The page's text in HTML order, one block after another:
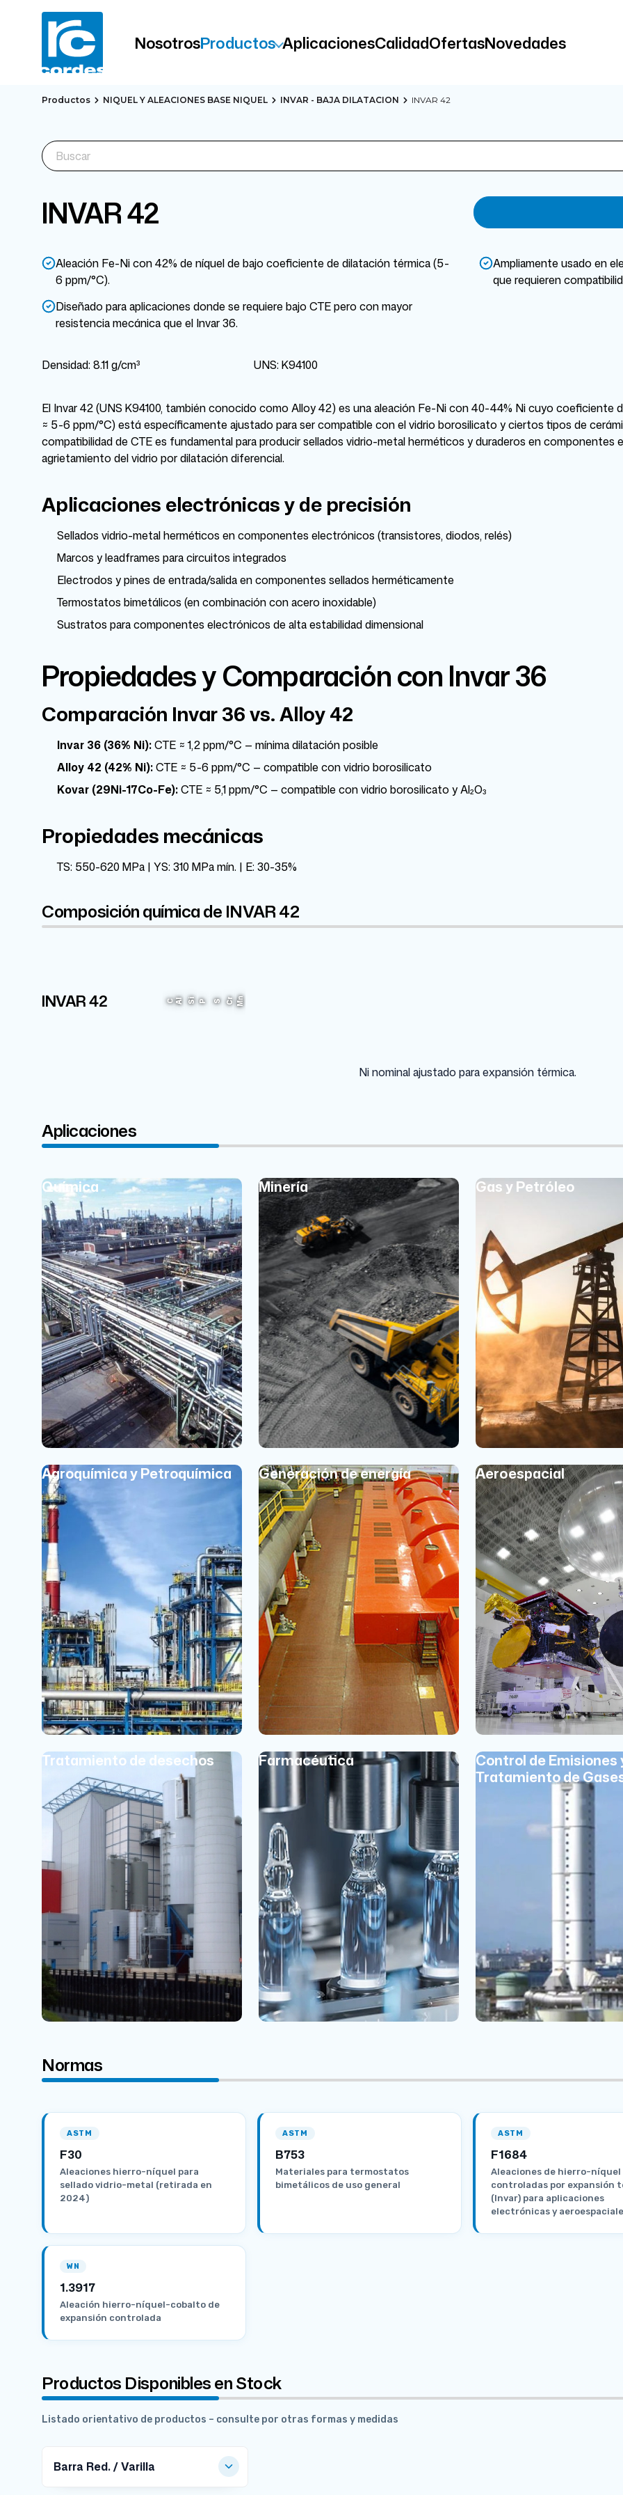
NosotrosProductos AplicacionesCalidadOfertasNovedades
Productos NIQUEL Y ALEACIONES BASE NIQUEL INVAR - BAJA DILATACION INVAR 42
INVAR 42
Aleación Fe-Ni con 42% de níquel de bajo coeficiente de dilatación térmica (5-
6 ppm/°C).
Diseñado para aplicaciones donde se requiere bajo CTE pero con mayor
resistencia mecánica que el Invar 36.
Ampliamente usado en
que requieren
Densidad: 8.11 g/cm³ UNS: K94100
El Invar 42 (UNS K94100, también conocido como Alloy 42) es una aleación Fe-Ni con 40-44% Ni cuyo coeficiente
≈ 5-6 ppm/°C) está específicamente ajustado para ser compatible con el vidrio borosilicato y ciertos tipos de
compatibilidad de CTE es fundamental para producir sellados vidrio-metal herméticos y duraderos en componentes
agrietamiento del vidrio por dilatación diferencial.
Aplicaciones electrónicas y de precisión
Sellados vidrio-metal herméticos en componentes electrónicos (transistores, diodos, relés)
Marcos y leadframes para circuitos integrados
Electrodos y pines de entrada/salida en componentes sellados herméticamente
Termostatos bimetálicos (en combinación con acero inoxidable)
Sustratos para componentes electrónicos de alta estabilidad dimensional
Propiedades y Comparación con Invar 36
Comparación Invar 36 vs. Alloy 42
Invar 36 (36% Ni):CTE ≈ 1,2 ppm/°C — mínima dilatación posible
Alloy 42 (42% Ni):CTE ≈ 5-6 ppm/°C — compatible con vidrio borosilicato
Kovar (29Ni-17Co-Fe):CTE ≈ 5,1 ppm/°C — compatible con vidrio borosilicato y Al₂O₃
Propiedades mecánicas
TS: 550-620 MPa | YS: 310 MPa mín. | E: 30-35%
Composición química de INVAR 42
INVAR 42 C Al Si P S Cr Mn
Ni nominal ajustado para expansión térmica.
Aplicaciones
Química Minería Gas y Petróleo
Agroquímica y Petroquímica Generación de energía Aeroespacial
Tratamiento de desechos Farmacéutica
Control de Emisiones
Tratamiento de
Normas
ASTM
F30
Aleaciones hierro-níquel para
sellado vidrio-metal (retirada en
2024)
ASTM
B753
Materiales para termostatos
bimetálicos de uso general
ASTM
F1684
Aleaciones de hierro-níquel
controladas por expansión
(Invar) para aplicaciones
electrónicas y
WN
1.3917
Aleación hierro-níquel-cobalto de
expansión controlada
Productos Disponibles en Stock
Listado orientativo de productos – consulte por otras formas y medidas
Barra Red. / Varilla